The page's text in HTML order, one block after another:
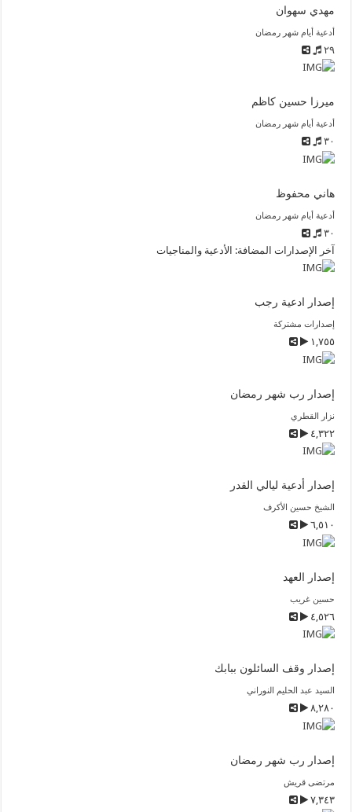
مهدي سهوان
أدعية أيام شهر رمضان
٢٩
ميرزا حسين كاظم
أدعية أيام شهر رمضان
٣٠
هاني محفوظ
أدعية أيام شهر رمضان
٣٠
آخر الإصدارات المضافة: الأدعية والمناجيات
إصدار ادعية رجب
إصدارات مشتركة
١,٧٥٥
إصدار رب شهر رمضان
نزار القطري
٤,٣٢٢
إصدار أدعية ليالي القدر
الشيخ حسين الأكرف
٦,٥١٠
إصدار العهد
حسين غريب
٤,٥٢٦
إصدار وقف السائلون ببابك
السيد عبد الحليم النوراني
٨,٢٨٠
إصدار رب شهر رمضان
مرتضى قريش
٧,٣٤٣